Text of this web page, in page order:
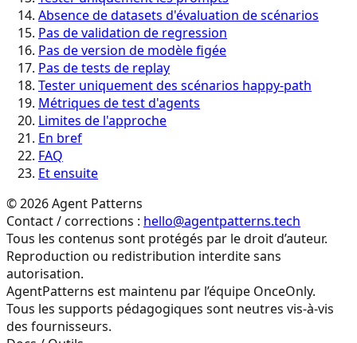
Absence de datasets d'évaluation de scénarios
Pas de validation de regression
Pas de version de modèle figée
Pas de tests de replay
Tester uniquement des scénarios happy-path
Métriques de test d'agents
Limites de l'approche
En bref
FAQ
Et ensuite
©2026Agent Patterns
Contact / corrections : hello@agentpatterns.tech
Tous les contenus sont protégés par le droit d’auteur.
Reproduction ou redistribution interdite sans
autorisation.
AgentPatterns est maintenu par l’équipe OnceOnly.
Tous les supports pédagogiques sont neutres vis-à-vis
des fournisseurs.